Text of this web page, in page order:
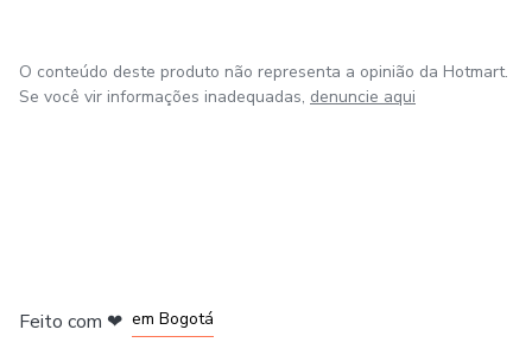
O conteúdo deste produto não representa a opinião da Hotmart.
Se você vir informações inadequadas, denuncie aqui
Feito com ❤ em Bogotá